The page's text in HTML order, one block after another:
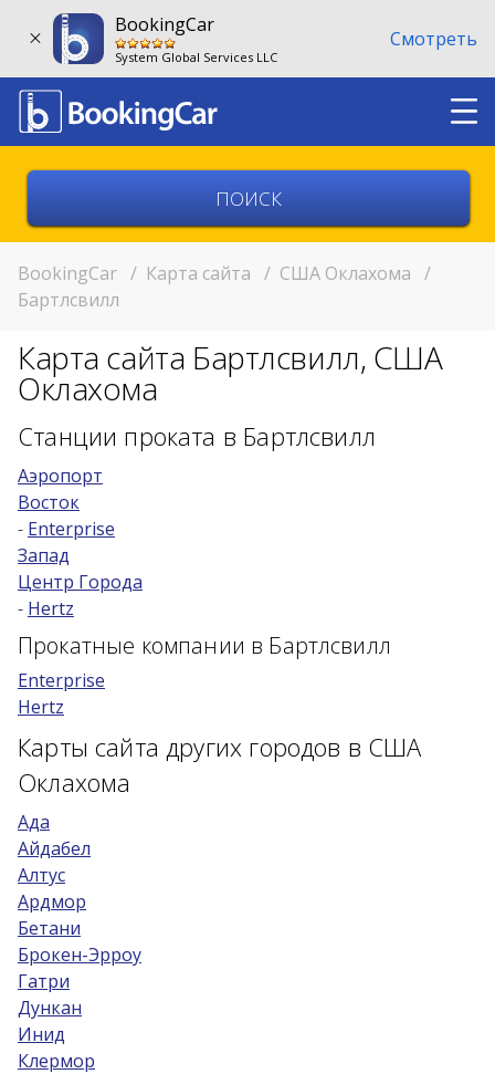
BookingCar
System Global Services LLC
Смотреть
Выберите город
Возврат в другом месте?
Возраст 25-70 лет?
Купон/промо
BookingCar / Карта сайта / США Оклахома /
Бартлсвилл
Карта сайта Бартлсвилл, США
Оклахома
Станции проката в Бартлсвилл
Аэропорт
Восток
- Enterprise
Запад
Центр Города
- Hertz
Прокатные компании в Бартлсвилл
Enterprise
Hertz
Карты сайта других городов в США
Оклахома
Ада
Айдабел
Алтус
Ардмор
Бетани
Брокен-Эрроу
Гатри
Дункан
Инид
Клермор